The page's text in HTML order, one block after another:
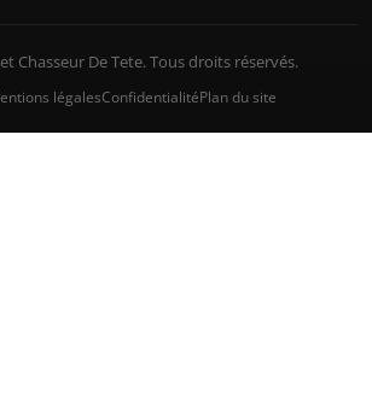
Chasseur De Tete. Tous droits réservés.
légalesConfidentialitéPlan du site